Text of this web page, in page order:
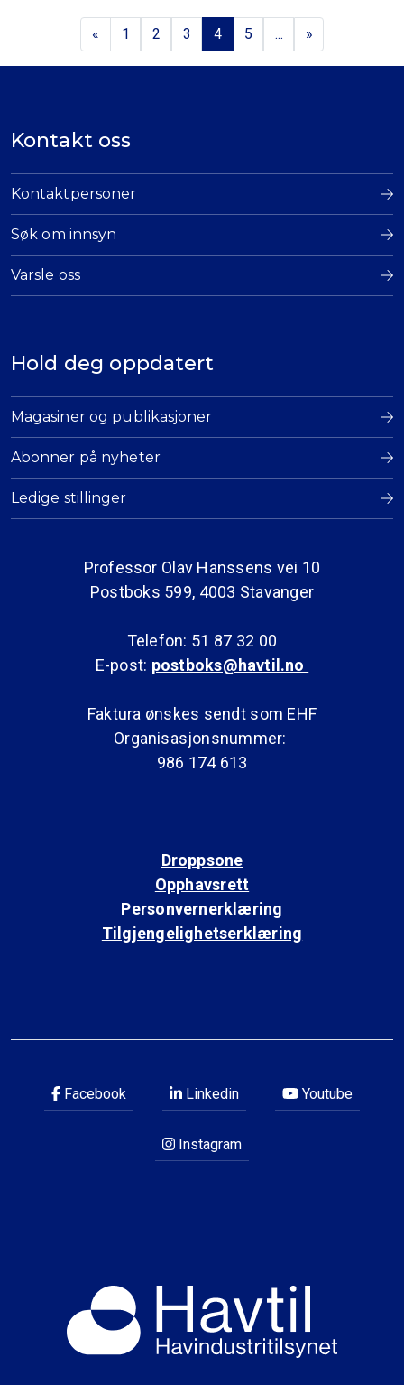
« 1 2 3 4 5 ... »
Kontakt oss
Kontaktpersoner
Søk om innsyn
Varsle oss
Hold deg oppdatert
Magasiner og publikasjoner
Abonner på nyheter
Ledige stillinger
Professor Olav Hanssens vei 10
Postboks 599, 4003 Stavanger
Telefon: 51 87 32 00
E-post: postboks@havtil.no
Faktura ønskes sendt som EHF
Organisasjonsnummer:
986 174 613
Droppsone
Opphavsrett
Personvernerklæring
Tilgjengelighetserklæring
Facebook Linkedin Youtube
Instagram